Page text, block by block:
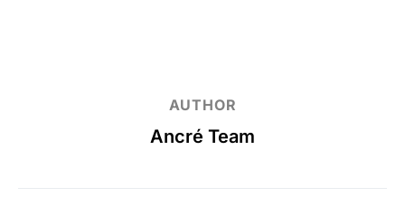
AUTHOR
Ancré Team